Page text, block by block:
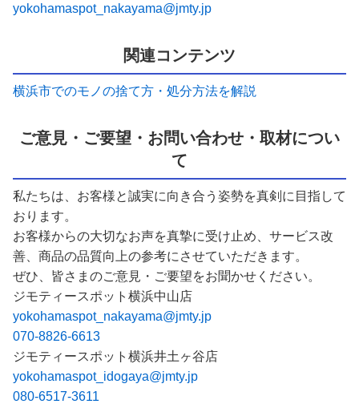
yokohamaspot_nakayama@jmty.jp
関連コンテンツ
横浜市でのモノの捨て方・処分方法を解説
ご意見・ご要望・お問い合わせ・取材につい
て
私たちは、お客様と誠実に向き合う姿勢を真剣に目指して
おります。
お客様からの大切なお声を真摯に受け止め、サービス改
善、商品の品質向上の参考にさせていただきます。
ぜひ、皆さまのご意見・ご要望をお聞かせください。
ジモティースポット横浜中山店
yokohamaspot_nakayama@jmty.jp
070-8826-6613
ジモティースポット横浜井土ヶ谷店
yokohamaspot_idogaya@jmty.jp
080-6517-3611